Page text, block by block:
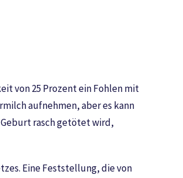
von 25 Prozent ein Fohlen mit
aufnehmen, aber es kann
rasch getötet wird,
Eine Feststellung, die von